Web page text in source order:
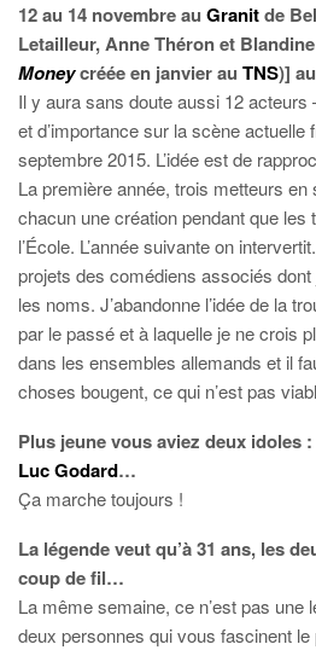
12 au 14 novembre au Granitde
Letailleur, Anne Théron et
Moneycréée en janvier au TNS)] au
Il y aura sans doute aussi 12 acteurs
et d’importance sur la scène actuelle
septembre 2015. L’idée est de
La première année, trois metteurs
chacun une création pendant que les
l’École. L’année suivante on
projets des comédiens associés
les noms. J’abandonne l’idée de la
par le passé et à laquelle je ne crois
dans les ensembles allemands et il
choses bougent, ce qui n’est pas
Plus jeune vous aviez deux idoles :
Luc Godard…
Ça marche toujours !
La légende veut qu’à 31 ans, les
coup de fil…
La même semaine, ce n’est pas une
deux personnes qui vous fascinent le